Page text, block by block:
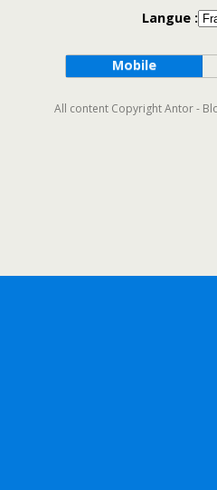
Langue :
Mobile
All content Copyright Antor -